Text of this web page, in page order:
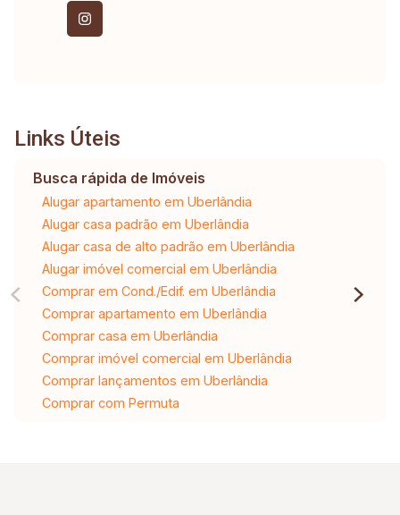
Links Úteis
Busca rápida de Imóveis
Alugar apartamento em Uberlândia
Alugar casa padrão em Uberlândia
Alugar casa de alto padrão em Uberlândia
Alugar imóvel comercial em Uberlândia
Comprar em Cond./Edif. em Uberlândia
Comprar apartamento em Uberlândia
Comprar casa em Uberlândia
Comprar imóvel comercial em Uberlândia
Comprar lançamentos em Uberlândia
Comprar com Permuta